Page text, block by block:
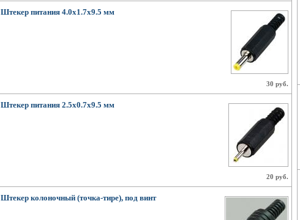
30 руб.
Штекер питания 4.0x1.7x9.5 мм
20 руб.
Штекер питания 2.5x0.7x9.5 мм
Штекер колоночный (точка-тире), под винт